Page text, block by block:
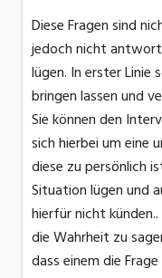
Diese Fragen sind
jedoch nicht
lügen. In erster Linie
bringen lassen und
Sie können den
sich hierbei um eine
diese zu persönlich
Situation lügen und
hierfür nicht
die Wahrheit zu
dass einem die